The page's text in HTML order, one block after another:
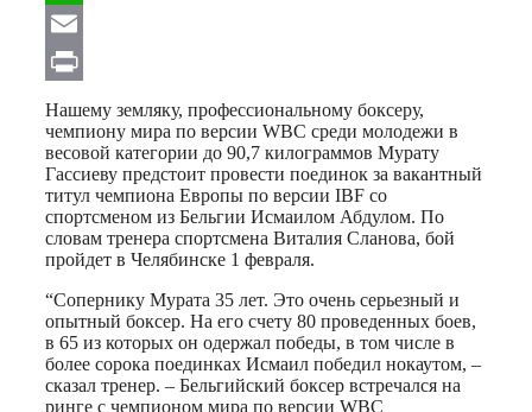
WhatsApp
Email
Print
Нашему земляку, профессиональному боксеру,
чемпиону мира по версии WBC среди молодежи в
весовой категории до 90,7 килограммов Мурату
Гассиеву предстоит провести поединок за вакантный
титул чемпиона Европы по версии IBF со
спортсменом из Бельгии Исмаилом Абдулом. По
словам тренера спортсмена Виталия Сланова, бой
пройдет в Челябинске 1 февраля.
“Сопернику Мурата 35 лет. Это очень серьезный и
опытный боксер. На его счету 80 проведенных боев,
в 65 из которых он одержал победы, в том числе в
более сорока поединках Исмаил победил нокаутом, –
сказал тренер. – Бельгийский боксер встречался на
ринге с чемпионом мира по версии WBC